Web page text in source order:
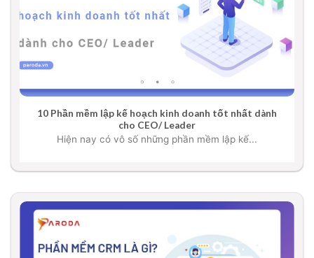
10 Phần mềm lập kế hoạch kinh doanh tốt nhất dành
cho CEO/ Leader
Hiện nay có vô số những phần mềm lập kế...